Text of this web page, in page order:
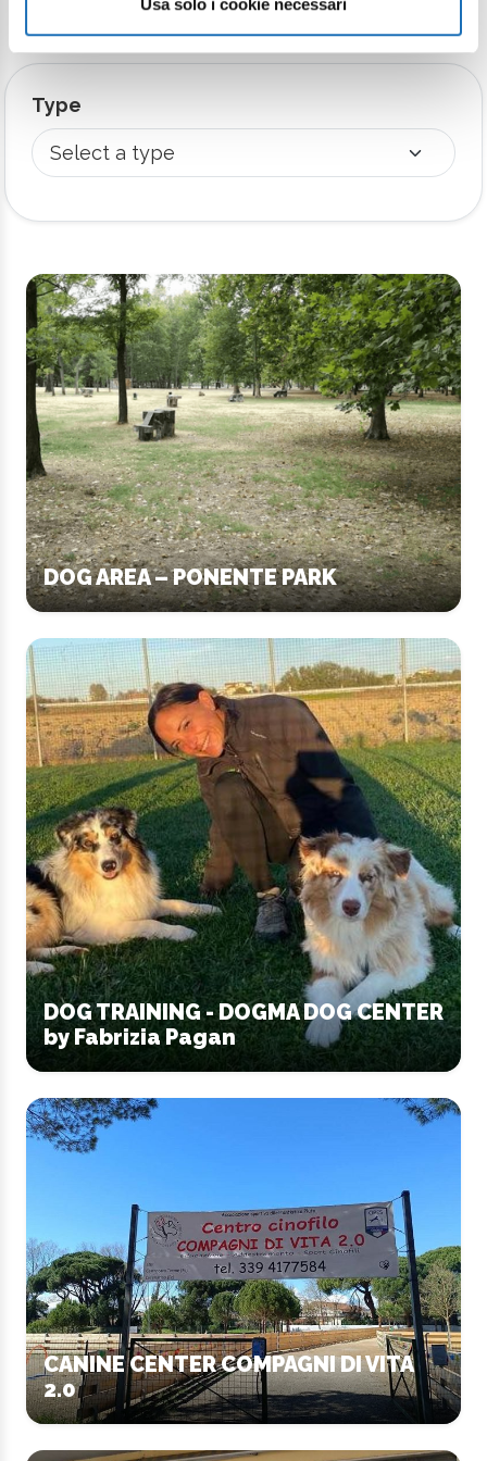
Usa solo i cookie necessari
Type
DOG AREA – PONENTE PARK
DOG TRAINING - DOGMA DOG CENTER
by Fabrizia Pagan
CANINE CENTER COMPAGNI DI VITA
2.0